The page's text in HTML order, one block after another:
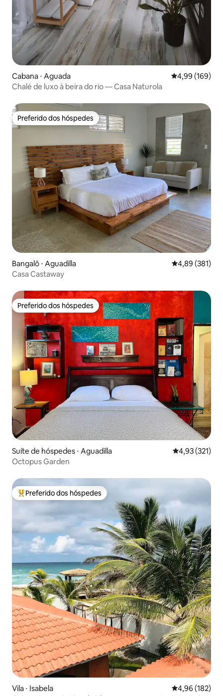
Cabana ⋅ Aguada 4,99 de uma
4,99 (169)
Chalé de luxo à beira do rio — Casa Naturola
Preferido dos hóspedes
Preferido dos hóspedes
Bangalô ⋅ Aguadilla 4,89 de uma
4,89 (381)
Casa Castaway
Preferido dos hóspedes
Preferido dos hóspedes
Suíte de hóspedes ⋅ Aguadilla 4,93 de uma
4,93 (321)
Octopus Garden
Entre os melhores preferidos dos hóspedes
Preferido dos hóspedes
Vila ⋅ Isabela 4,96 de uma
4,96 (182)